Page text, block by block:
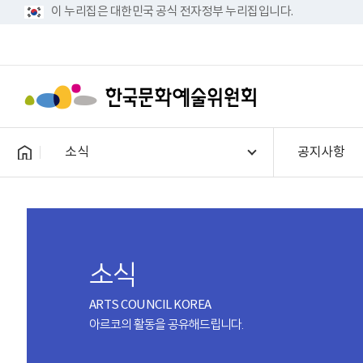
이 누리집은 대한민국 공식 전자정부 누리집입니다.
소식 공지사항
소식
ARTS COUNCIL KOREA
아르코의 활동을 공유해드립니다.